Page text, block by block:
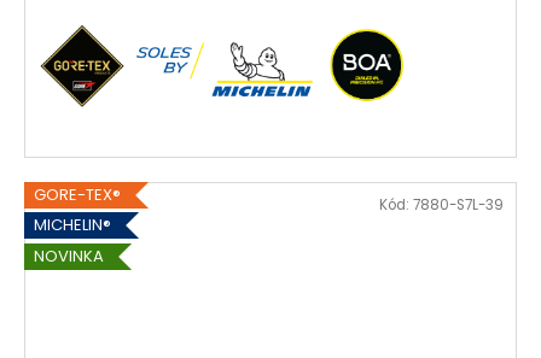
GORE-TEX®
MICHELIN®
NOVINKA
Kód: 7880-S7L-39